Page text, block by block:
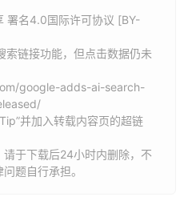
署名4.0国际许可协议 [BY-
索链接功能，但点击数据仍未
google-adds-ai-search-
并加入转载内容页的超链
于下载后24小时内删除，不
题自行承担。